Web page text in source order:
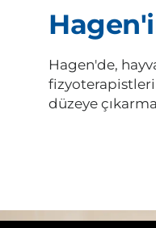
Hagen'de,
düzeye